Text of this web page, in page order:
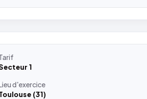
1
d'exercice
(31)